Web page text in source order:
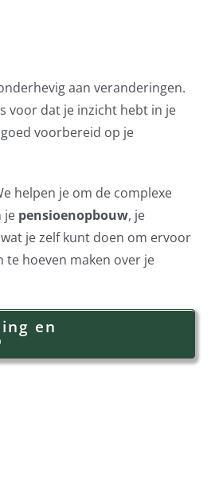
aan veranderingen.
voor dat je inzicht hebt in je
voorbereid op je
helpen je om de complexe
je pensioenopbouw, je
wat je zelf kunt doen om ervoor
te hoeven maken over je
en